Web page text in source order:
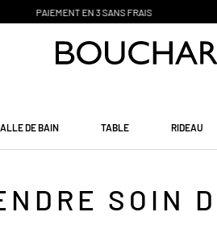
CLICK & COLLECT PR
DE BAIN TABLE RIDEAU
SOIN